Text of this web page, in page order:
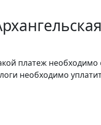
платеж
необходимо